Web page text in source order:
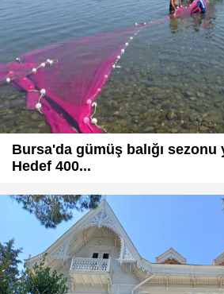
Bursa'da gümüş balığı sezonu
Hedef 400...